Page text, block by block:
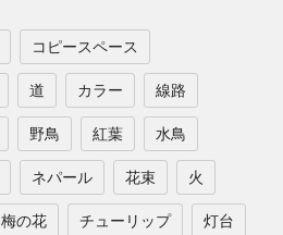
コピースペース
道 カラー 線路
野鳥 紅葉 水鳥
ネパール 花束 火
梅の花 チューリップ 灯台